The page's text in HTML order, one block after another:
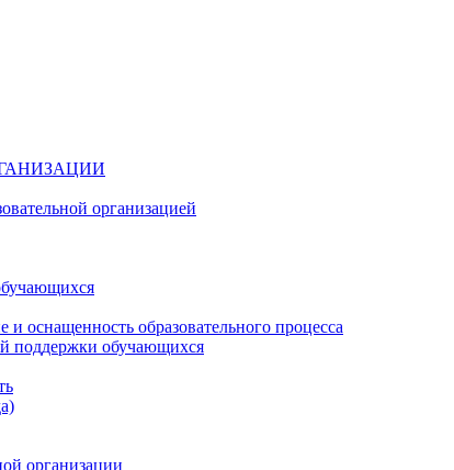
организацией
и оснащенность образовательного процесса
поддержки обучающихся
организации